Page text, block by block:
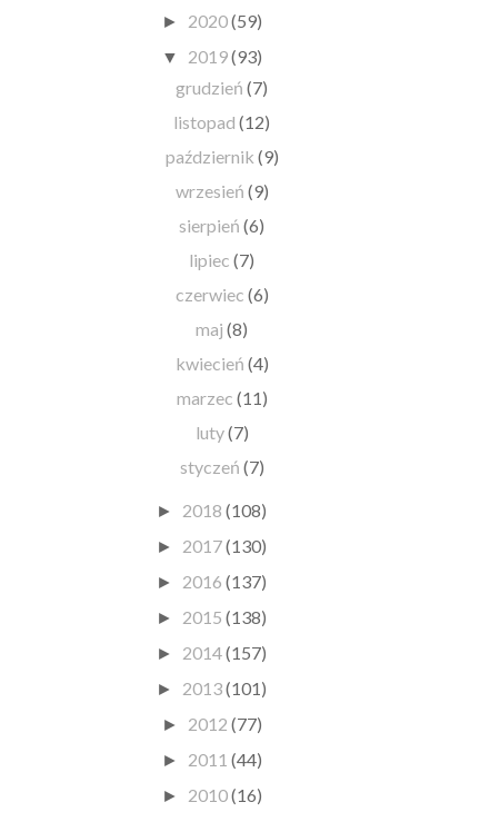
► 2020(59)
▼ 2019(93)
grudzień(7)
listopad(12)
październik (9)
wrzesień (9)
sierpień(6)
lipiec(7)
czerwiec (6)
maj(8)
kwiecień (4)
marzec (11)
luty(7)
styczeń (7)
► 2018 (108)
► 2017(130)
► 2016 (137)
► 2015 (138)
► 2014(157)
► 2013(101)
► 2012 (77)
► 2011 (44)
► 2010(16)